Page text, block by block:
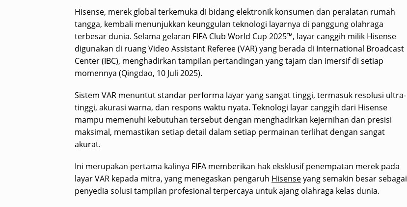
Hisense, merek global terkemuka di bidang elektronik konsumen dan peralatan rumah
tangga, kembali menunjukkan keunggulan teknologi layarnya di panggung olahraga
terbesar dunia. Selama gelaran FIFA Club World Cup 2025™, layar canggih milik Hisense
digunakan di ruang Video Assistant Referee (VAR) yang berada di International Broadcast
Center (IBC), menghadirkan tampilan pertandingan yang tajam dan imersif di setiap
momennya (Qingdao, 10 Juli 2025).
Sistem VAR menuntut standar performa layar yang sangat tinggi, termasuk resolusi ultra-
tinggi, akurasi warna, dan respons waktu nyata. Teknologi layar canggih dari Hisense
mampu memenuhi kebutuhan tersebut dengan menghadirkan kejernihan dan presisi
maksimal, memastikan setiap detail dalam setiap permainan terlihat dengan sangat
akurat.
Ini merupakan pertama kalinya FIFA memberikan hak eksklusif penempatan merek pada
layar VAR kepada mitra, yang menegaskan pengaruh Hisenseyang semakin besar sebagai
penyedia solusi tampilan profesional terpercaya untuk ajang olahraga kelas dunia.